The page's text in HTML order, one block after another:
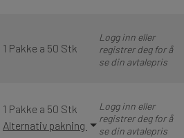
1 Pakke a 50 Stk
Logg inn eller
registrer deg for å
se din avtalepris
1 Pakke a 50 Stk
Alternativ pakning
Logg inn eller
registrer deg for å
se din avtalepris